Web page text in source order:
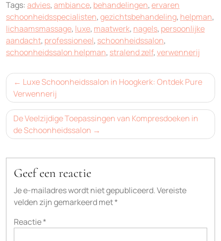
Tags: advies,ambiance, behandelingen,ervaren
schoonheidsspecialisten,gezichtsbehandeling, helpman,
lichaamsmassage, luxe, maatwerk, nagels, persoonlijke
aandacht, professioneel, schoonheidssalon,
schoonheidssalon helpman, stralend zelf,verwennerij
Bericht
navigatie
Luxe Schoonheidssalon in Hoogkerk: Ontdek Pure
Verwennerij
De Veelzijdige Toepassingen van Kompresdoeken in
de Schoonheidssalon
Geef een reactie
Je e-mailadres wordt niet gepubliceerd.Vereiste
velden zijn gemarkeerd met*
Reactie*